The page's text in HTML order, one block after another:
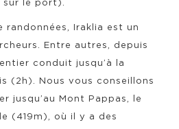
sur le port).
randonnées, Iraklia est un
Entre autres, depuis
conduit jusqu’à la
(2h). Nous vous conseillons
jusqu’au Mont Pappas, le
(419m), où il y a des